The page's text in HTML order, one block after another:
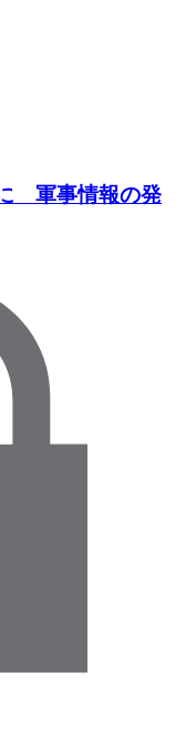
軍事情報の発